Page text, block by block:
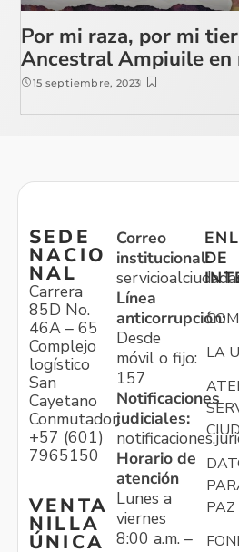
Por mi raza, por mi
Ancestral Ampiuile en
15 septiembre, 2023
SEDE
NACIO
NAL
Carrera
85D No.
46A – 65
Complejo
logístico
San
Cayetano
Conmutador:
+57 (601)
7965150
VENTA
NILLA
ÚNICA
Correo
institucional:
Línea
anticorrupción:
Desde
móvil o fijo:
157
Notificaciones
judiciales:
Horario de
atención
Lunes a
viernes
8:00 a.m. –
DE
LA
PAZ